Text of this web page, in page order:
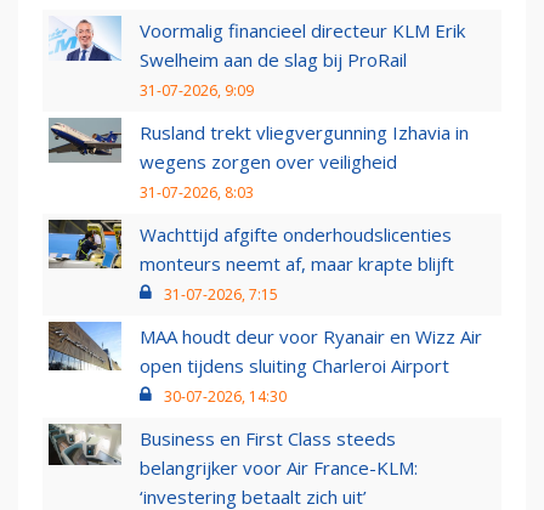
Voormalig financieel directeur KLM Erik
Swelheim aan de slag bij ProRail
31-07-2026, 9:09
Rusland trekt vliegvergunning Izhavia in
wegens zorgen over veiligheid
31-07-2026, 8:03
Wachttijd afgifte onderhoudslicenties
monteurs neemt af, maar krapte blijft
31-07-2026, 7:15
MAA houdt deur voor Ryanair en Wizz Air
open tijdens sluiting Charleroi Airport
30-07-2026, 14:30
Business en First Class steeds
belangrijker voor Air France-KLM:
‘investering betaalt zich uit’